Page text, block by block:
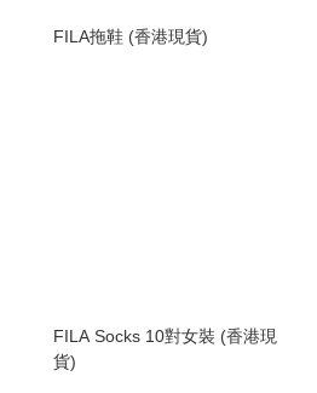
FILA拖鞋 (香港現貨)
FILA Socks 10對女裝 (香港現
貨)